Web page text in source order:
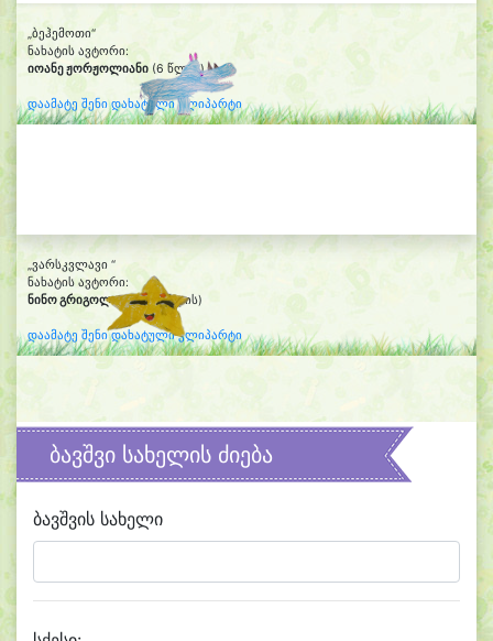
„ბეჰემოთი“
ნახატის ავტორი:
იოანე ჟორჟოლიანი (6 წლის)
დაამატე შენი დახატული კლიპარტი
„ვარსკვლავი “
ნახატის ავტორი:
ნინო გრიგოლია(ცხრა წლის)
დაამატე შენი დახატული კლიპარტი
ბავშვი სახელის ძიება
ბავშვის სახელი